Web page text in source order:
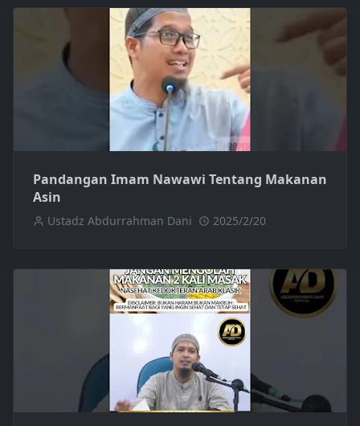
Pandangan Imam Nawawi Tentang Makanan
Asin
Ustadz Abdurrahman Dani 2025/2/20